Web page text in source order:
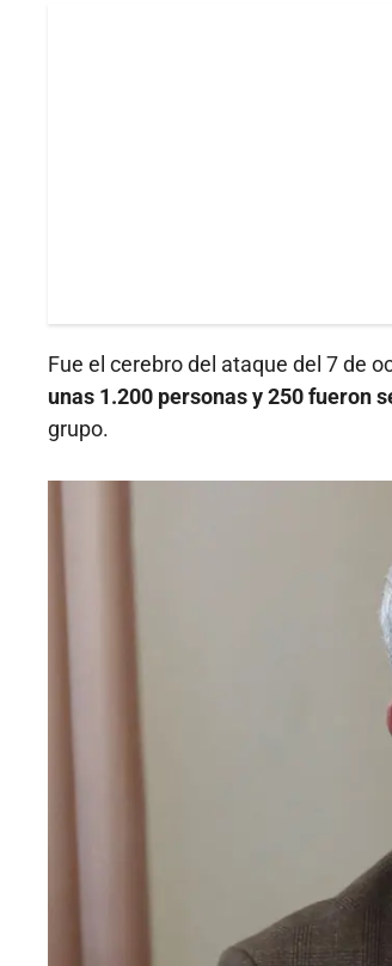
Fue el cerebro del ataque del 7 de
unas 1.200 personas y 250 fueron
grupo.